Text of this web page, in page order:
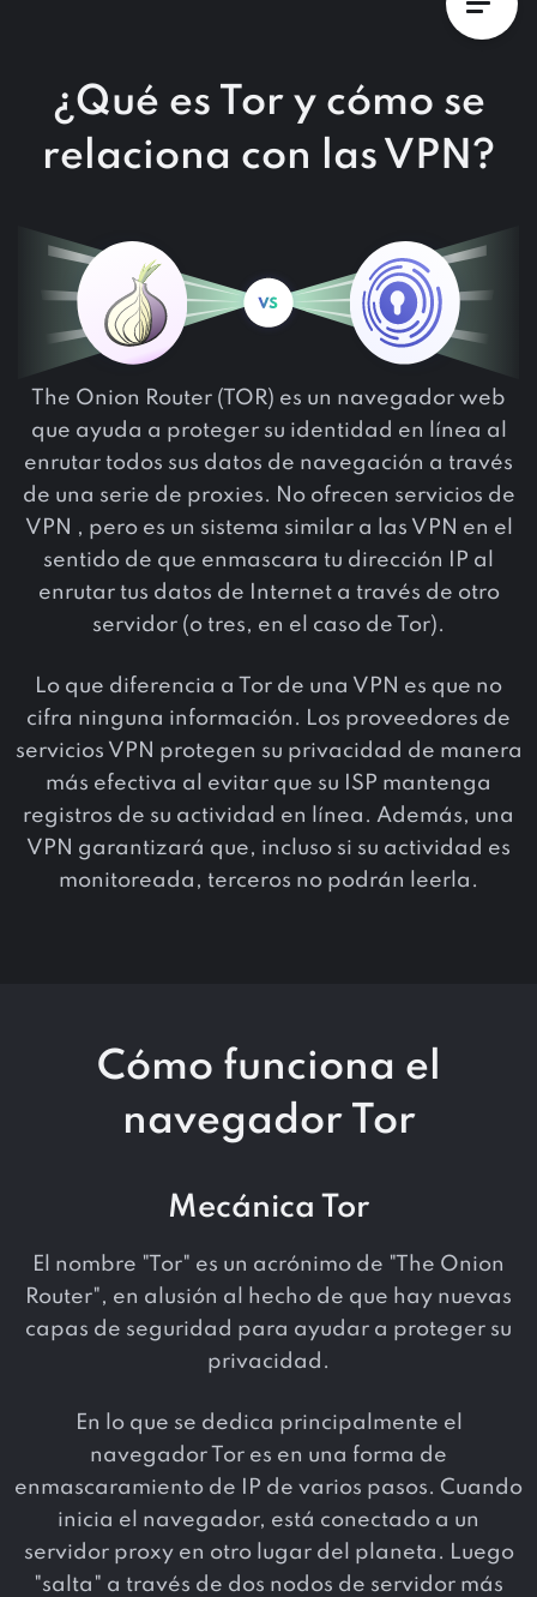
¿Qué es Tor y cómo se
relaciona con las VPN?
The Onion Router (TOR) es un navegador web
que ayuda a proteger su identidad en línea al
enrutar todos sus datos de navegación a través
de una serie de proxies. No ofrecen servicios de
VPN , pero es un sistema similar a las VPN en el
sentido de que enmascara tu dirección IP al
enrutar tus datos de Internet a través de otro
servidor (o tres, en el caso de Tor).
Lo que diferencia a Tor de una VPN es que no
cifra ninguna información. Los proveedores de
servicios VPN protegen su privacidad de manera
más efectiva al evitar que su ISP mantenga
registros de su actividad en línea. Además, una
VPN garantizará que, incluso si su actividad es
monitoreada, terceros no podrán leerla.
Cómo funciona el
navegador Tor
Mecánica Tor
El nombre "Tor" es un acrónimo de "The Onion
Router", en alusión al hecho de que hay nuevas
capas de seguridad para ayudar a proteger su
privacidad.
En lo que se dedica principalmente el
navegador Tor es en una forma de
enmascaramiento de IP de varios pasos. Cuando
inicia el navegador, está conectado a un
servidor proxy en otro lugar del planeta. Luego
"salta" a través de dos nodos de servidor más